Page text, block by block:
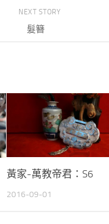
NEXT STORY
髮簪
黃家-萬教帝君：S6
2016-09-01